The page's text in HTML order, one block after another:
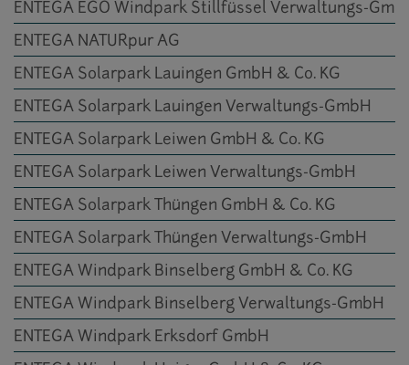
ENTEGA EGO Windpark Stillfüssel Verwaltungs-
ENTEGA NATURpur AG
ENTEGA Solarpark Lauingen GmbH & Co. KG
ENTEGA Solarpark Lauingen Verwaltungs-GmbH
ENTEGA Solarpark Leiwen GmbH & Co. KG
ENTEGA Solarpark Leiwen Verwaltungs-GmbH
ENTEGA Solarpark Thüngen GmbH & Co. KG
ENTEGA Solarpark Thüngen Verwaltungs-GmbH
ENTEGA Windpark Binselberg GmbH & Co. KG
ENTEGA Windpark Binselberg Verwaltungs-GmbH
ENTEGA Windpark Erksdorf GmbH